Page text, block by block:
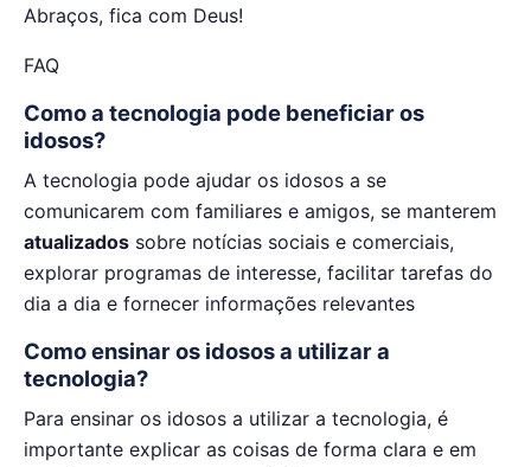
Abraços, fica com Deus!
FAQ
Como a tecnologia pode beneficiar os
idosos?
A tecnologia pode ajudar os idosos a se
comunicarem com familiares e amigos, se manterem
atualizados sobre notícias sociais e comerciais,
explorar programas de interesse, facilitar tarefas do
dia a dia e fornecer informações relevantes
Como ensinar os idosos a utilizar a
tecnologia?
Para ensinar os idosos a utilizar a tecnologia, é
importante explicar as coisas de forma clara e em